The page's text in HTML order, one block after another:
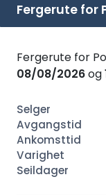
Fergerute for
Fergerute for
08/08/2026og